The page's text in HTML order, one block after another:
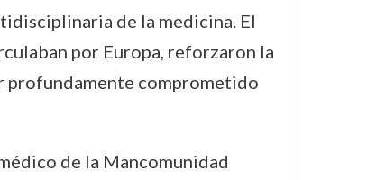
de la medicina. El
por Europa, reforzaron la
profundamente comprometido
de la Mancomunidad